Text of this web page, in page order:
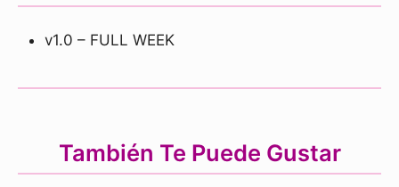
v1.0 – FULL WEEK
También Te Puede Gustar